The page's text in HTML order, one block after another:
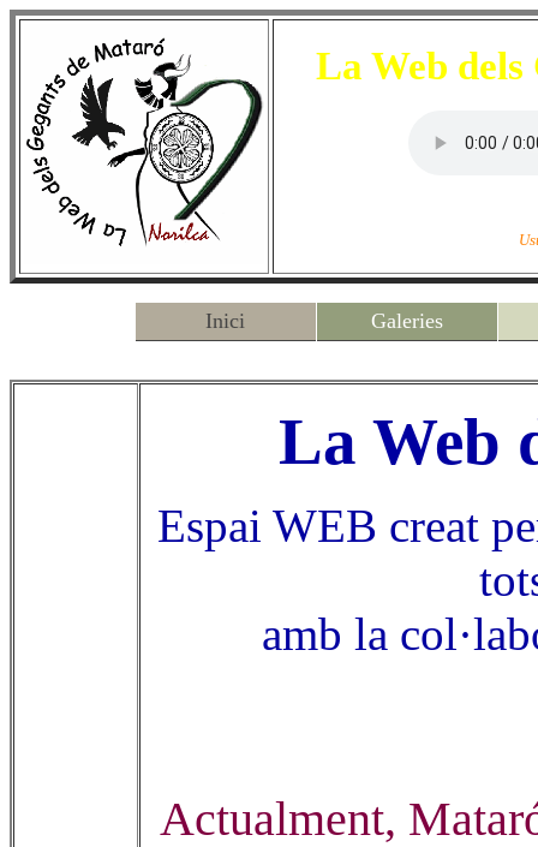
La Web
Inici Galeries
La Web
Espai WEB creat
amb la
Actualment,